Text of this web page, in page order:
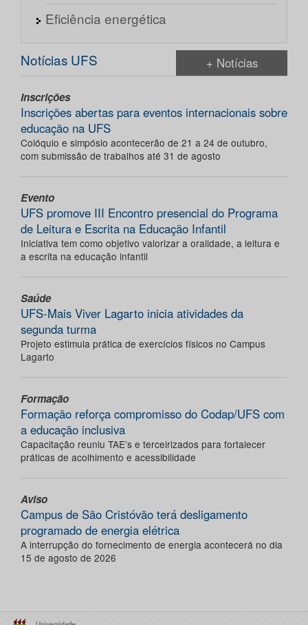
Eficiência energética
Notícias UFS + Notícias
Inscrições
Inscrições abertas para eventos internacionais sobre
educação na UFS
Colóquio e simpósio acontecerão de 21 a 24 de outubro,
com submissão de trabalhos até 31 de agosto
Evento
UFS promove III Encontro presencial do Programa
de Leitura e Escrita na Educação Infantil
Iniciativa tem como objetivo valorizar a oralidade, a leitura e
a escrita na educação infantil
Saúde
UFS-Mais Viver Lagarto inicia atividades da
segunda turma
Projeto estimula prática de exercícios físicos no Campus
Lagarto
Formação
Formação reforça compromisso do Codap/UFS com
a educação inclusiva
Capacitação reuniu TAE’s e terceirizados para fortalecer
práticas de acolhimento e acessibilidade
Aviso
Campus de São Cristóvão terá desligamento
programado de energia elétrica
A interrupção do fornecimento de energia acontecerá no dia
15 de agosto de 2026